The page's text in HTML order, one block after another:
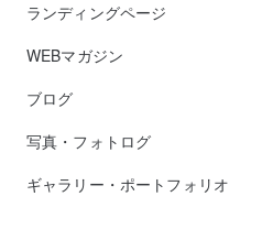
ランディングページ
WEBマガジン
ブログ
写真・フォトログ
ギャラリー・ポートフォリオ